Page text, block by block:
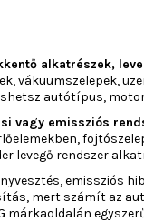
alkatrészek,
vákuumszelepek,
autótípus,
vagy emissziós
levegő rendszer
emissziós
mert számít az
márkaoldalán